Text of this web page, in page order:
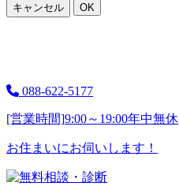
キャンセル OK
088-622-5177
[営業時間]9:00～19:00年中無休
お住まいにお伺いします！